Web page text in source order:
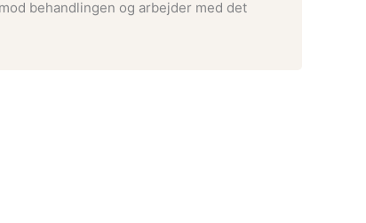
behandlingen og arbejder med det